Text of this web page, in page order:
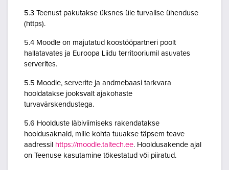
5.3 Teenust pakutakse üksnes üle turvalise ühenduse
(https).
5.4 Moodle on majutatud koostööpartneri poolt
hallatavates ja Euroopa Liidu territooriumil asuvates
serverites.
5.5 Moodle, serverite ja andmebaasi tarkvara
hooldatakse jooksvalt ajakohaste
turvavärskendustega.
5.6 Hoolduste läbiviimiseks rakendatakse
hooldusaknaid, mille kohta tuuakse täpsem teave
aadressil https://moodle.taltech.ee. Hooldusakende ajal
on Teenuse kasutamine tõkestatud või piiratud.